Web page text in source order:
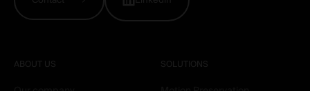
ABOUT US SOLUTIONS